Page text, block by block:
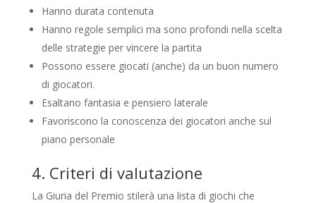
Hanno durata contenuta
Hanno regole semplici ma sono profondi nella scelta
delle strategie per vincere la partita
Possono essere giocati (anche) da un buon numero
di giocatori.
Esaltano fantasia e pensiero laterale
Favoriscono la conoscenza dei giocatori anche sul
piano personale
4. Criteri di valutazione
La Giuria del Premio stilerà una lista di giochi che